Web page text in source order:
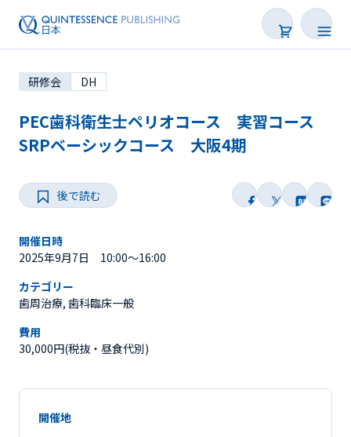
学会・研修会一覧
SNS Live
研修会 DH
PEC歯科衛生士ペリオコース 実習コース
SRPベーシックコース 大阪4期
後で読む
開催日時
2025年9月7日 10:00～16:00
カテゴリー
歯周治療, 歯科臨床一般
費用
30,000円(税抜・昼食代別)
開催地